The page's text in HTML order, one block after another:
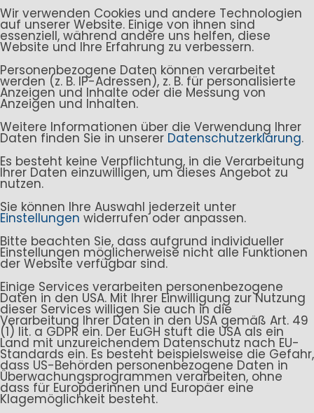
Wir verwenden Cookies und andere Technologien
auf unserer Website. Einige von ihnen sind
essenziell, während andere uns helfen, diese
Website und Ihre Erfahrung zu verbessern.
Personenbezogene Daten können verarbeitet
werden (z. B. IP-Adressen), z. B. für personalisierte
Anzeigen und Inhalte oder die Messung von
Anzeigen und Inhalten.
Weitere Informationen über die Verwendung Ihrer
Daten finden Sie in unserer Datenschutzerklärung.
Es besteht keine Verpflichtung, in die Verarbeitung
Ihrer Daten einzuwilligen, um dieses Angebot zu
nutzen.
Sie können Ihre Auswahl jederzeit unter
Einstellungen widerrufen oder anpassen.
Bitte beachten Sie, dass aufgrund individueller
Einstellungen möglicherweise nicht alle Funktionen
der Website verfügbar sind.
Einige Services verarbeiten personenbezogene
Daten in den USA. Mit Ihrer Einwilligung zur Nutzung
dieser Services willigen Sie auch in die
Verarbeitung Ihrer Daten in den USA gemäß Art. 49
(1) lit. a GDPR ein. Der EuGH stuft die USA als ein
Land mit unzureichendem Datenschutz nach EU-
Standards ein. Es besteht beispielsweise die Gefahr,
dass US-Behörden personenbezogene Daten in
Überwachungsprogrammen verarbeiten, ohne
dass für Europäerinnen und Europäer eine
Klagemöglichkeit besteht.